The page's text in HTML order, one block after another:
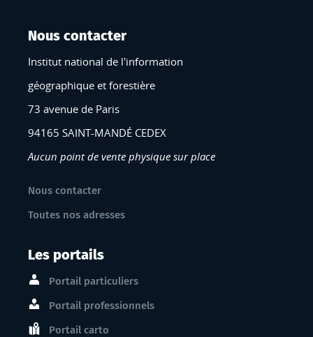
Nous contacter
Institut national de l'information
géographique et forestière
73 avenue de Paris
94165 SAINT-MANDÉ CEDEX
Aucun point de vente physique sur place
Nous contacter
Toutes nos adresses
Les portails
Portail particuliers
Portail professionnels
Portail carto